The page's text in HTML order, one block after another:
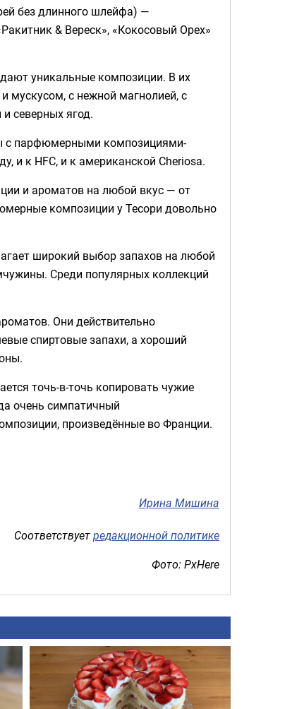
без длинного шлейфа) —
& Вереск», «Кокосовый Орех»
уникальные композиции. В их
мускусом, с нежной магнолией, с
северных ягод.
с парфюмерными композициями-
и к HFC, и к американской Cheriosa.
и ароматов на любой вкус — от
композиции у Тесори довольно
широкий выбор запахов на любой
Среди популярных коллекций
Они действительно
спиртовые запахи, а хороший
точь-в-точь копировать чужие
очень симпатичный
произведённые во Франции.
Ирина Мишина
Соответствуетредакционной политике
Фото: PxHere